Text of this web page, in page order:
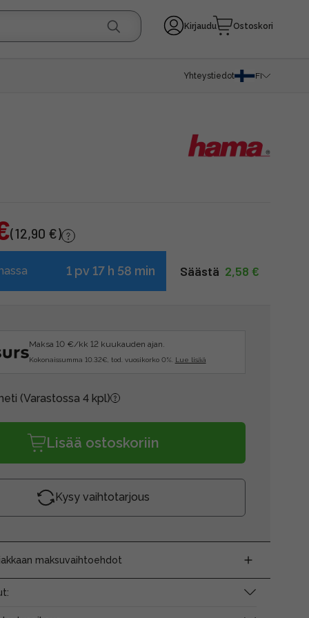
Kirjaudu Ostoskori
Yhteystiedot FI
(12,90 €)
1 pv 17 h 58 min Säästä 2,58 €
Maksa 10 €/kk 12 kuukauden ajan.
Kokonaissumma 10.32€, tod. vuosikorko 0%. Lue lisää
(Varastossa 4 kpl)
Lisää ostoskoriin
Kysy vaihtotarjous
maksuvaihtoehdot